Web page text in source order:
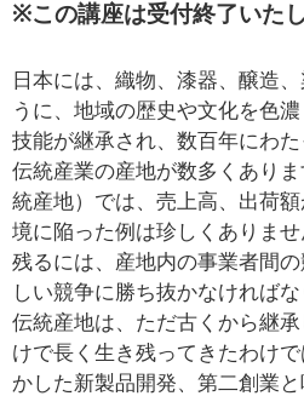
※この講座は受付終了いた
日本には、織物、漆器、醸造
うに、地域の歴史や文化を色
技能が継承され、数百年にわ
伝統産業の産地が数多くあり
統産地）では、売上高、出荷
境に陥った例は珍しくありま
残るには、産地内の事業者間
しい競争に勝ち抜かなければな
伝統産地は、ただ古くから継
けで長く生き残ってきたわけ
かした新製品開発、第二創業